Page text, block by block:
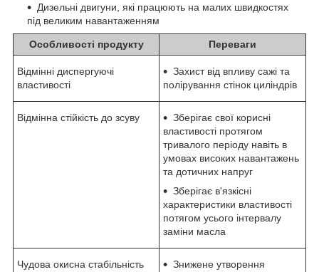
Дизельні двигуни, які працюють на малих швидкостях
під великим навантаженням
Особливості продукту Переваги
Відмінні диспергуючі
властивості
Захист від впливу сажі та
полірування стінок циліндрів
Відмінна стійкість до зсуву
Зберігає свої корисні
властивості протягом
тривалого періоду навіть в
умовах високих навантажень
та дотичних напруг
Зберігає в'язкісні
характеристики властивості
потягом усього інтервалу
заміни масла
Чудова окисна стабільність
Знижене утворення